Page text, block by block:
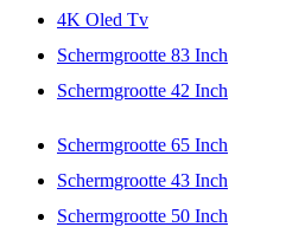
4K Oled Tv
Schermgrootte 83 Inch
Schermgrootte 42 Inch
Schermgrootte 65 Inch
Schermgrootte 43 Inch
Schermgrootte 50 Inch